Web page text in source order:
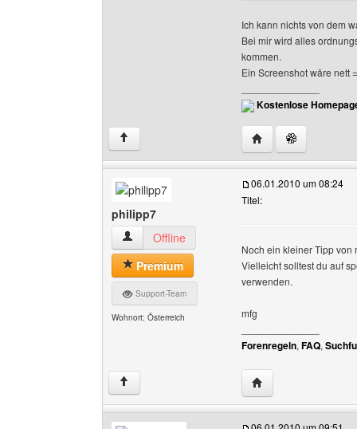
Ich kann nichts von dem
Bei mir wird alles
kommen.
Ein Screenshot wäre nett
Kostenlose
↑ Website dieses
philipp7
philipp7 Benutzer-Profile anzeigen
Offline
Premium
Support-Team
Wohnort: Österreich
06.01.2010 um 08:24
Titel:
Noch ein kleiner Tipp von
Vielleicht solltest du auf
verwenden.
mfg
Forenregeln, FAQ,
↑ Website dieses